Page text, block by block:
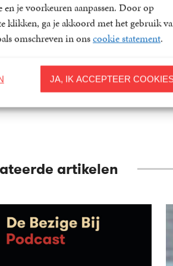
je voorkeuren aanpassen. Door op
klikken, ga je akkoord met het gebruik
omschreven in onscookie statement.
JA, IK ACCEPTEER
artikelen